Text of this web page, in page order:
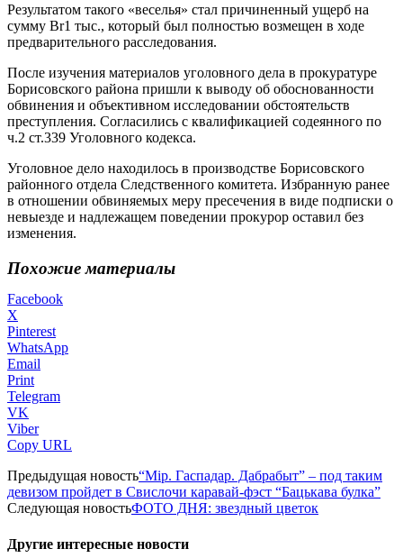
Результатом такого «веселья» стал причиненный ущерб на
сумму Br1 тыс., который был полностью возмещен в ходе
предварительного расследования.
После изучения материалов уголовного дела в прокуратуре
Борисовского района пришли к выводу об обоснованности
обвинения и объективном исследовании обстоятельств
преступления. Согласились с квалификацией содеянного по
ч.2 ст.339 Уголовного кодекса.
Уголовное дело находилось в производстве Борисовского
районного отдела Следственного комитета. Избранную ранее
в отношении обвиняемых меру пресечения в виде подписки о
невыезде и надлежащем поведении прокурор оставил без
изменения.
Похожие материалы
Facebook
X
Pinterest
WhatsApp
Email
Print
Telegram
VK
Viber
Copy URL
Предыдущая новость“Мiр. Гаспадар. Дабрабыт” – под таким
девизом пройдет в Свислочи каравай-фэст “Бацькава булка”
Следующая новостьФОТО ДНЯ: звездный цветок
Другие интересные новости